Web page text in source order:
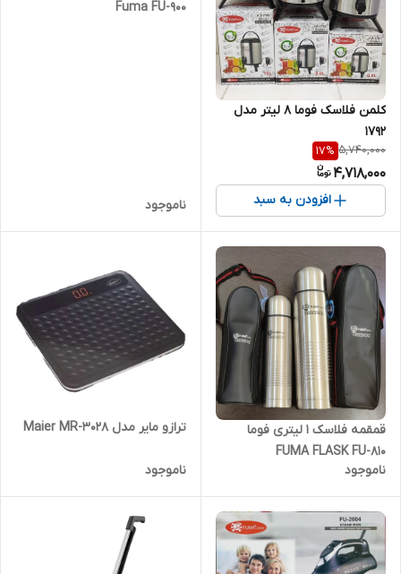
کلمن فلاسک فوما 8 لیتر مدل
1792
5,740,000
17%
4,718,000
افزودن به سبد
Fuma FU-900
ناموجود
قمقمه فلاسک 1 لیتری فوما
FUMA FLASK FU-810
ناموجود
ترازو مایر مدل Maier MR-3028
ناموجود